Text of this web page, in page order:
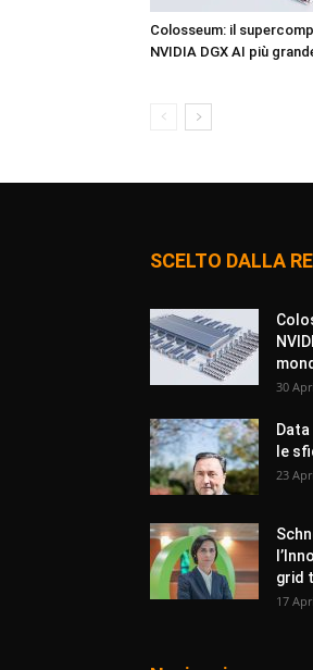
Colosseum: il
NVIDIA DGX AI più
SCELTO DALLA
30
le
23
grid
17